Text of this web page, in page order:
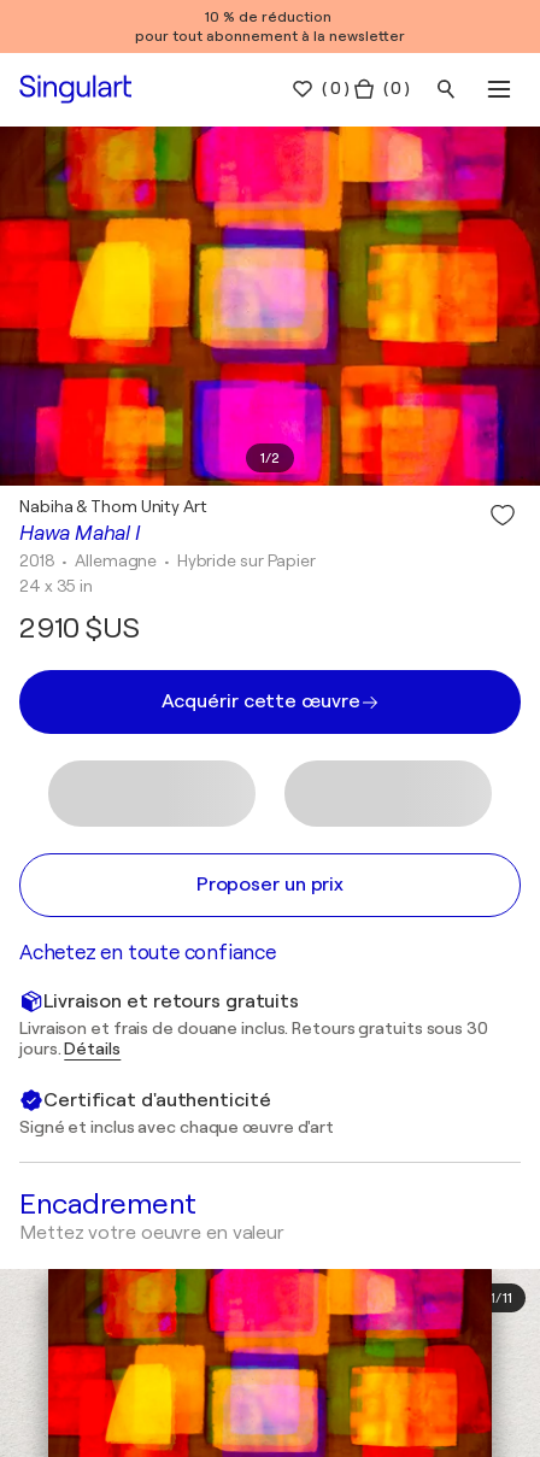
10 % de réduction
pour tout abonnement à la newsletter
(0 ) ( 0 )
1/2
Hawa Mahal I
Nabiha & Thom Unity Art
2018 • Allemagne • Hybride sur Papier
24 x 35 in
2 910 $US
Acquérir cette œuvre
Proposer un prix
Achetez en toute confiance
Livraison et retours gratuits
Livraison et frais de douane inclus. Retours gratuits sous 30
jours.Détails
Certificat d'authenticité
Signé et inclus avec chaque œuvre d'art
Encadrement
Mettez votre oeuvre en valeur
1/11